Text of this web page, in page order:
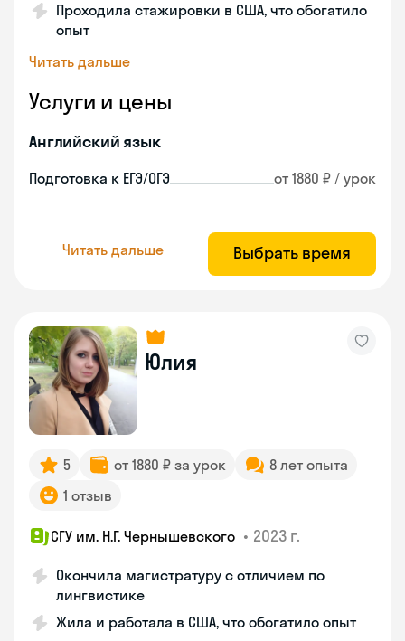
Проходила стажировки в США, что обогатило
опыт
Читать дальше
Услуги и цены
Английский язык
Подготовка к ЕГЭ/ОГЭ от 1880 ₽ / урок
Читать дальше Выбрать время
Юлия
5 от 1880 ₽ за урок
8 лет опыта
1 отзыв
СГУ им. Н.Г. Чернышевского • 2023 г.
Окончила магистратуру с отличием по
лингвистике
Жила и работала в США, что обогатило опыт